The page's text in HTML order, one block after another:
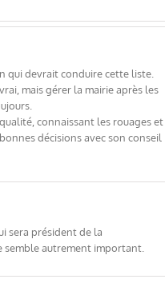
qui devrait conduire cette liste.
mais gérer la mairie après les
connaissant les rouages et
décisions avec son conseil
sera président de la
semble autrement important.